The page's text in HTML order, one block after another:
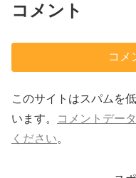
コメント
コメ
このサイトはスパムを
います。
コメントデー
ください。